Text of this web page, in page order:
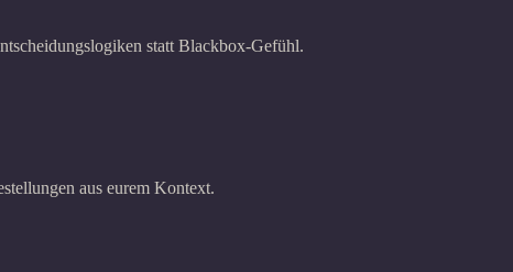
statt Blackbox-Gefühl.
aus eurem Kontext.